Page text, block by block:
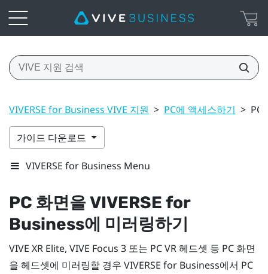
VIVERSE for Business VIVE 지원 > PC에 액세스하기 > PC
가이드 다운로드
VIVERSE for Business Menu
PC 화면을 VIVERSE for
Business에 미러링하기
VIVE XR Elite, VIVE Focus 3 또는 PC VR 헤드셋 등 PC 화면
을 헤드셋에 미러링할 경우 VIVERSE for Business에서 PC